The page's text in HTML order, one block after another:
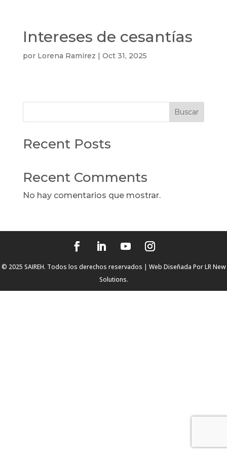
Intereses de cesantías
por Lorena Ramirez | Oct 31, 2025
Buscar
Recent Posts
Recent Comments
No hay comentarios que mostrar.
© 2025 SAIREH. Todos los derechos reservados | Web Diseñada PorLR New
Solutions.